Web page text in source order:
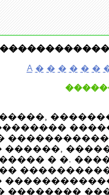
A � � � � � �
�����
� �.
��������